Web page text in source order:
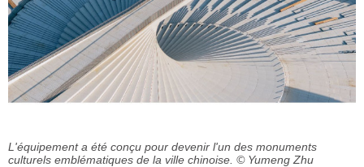
L'équipement a été conçu pour devenir l'un des monuments
culturels emblématiques de la ville chinoise. © Yumeng Zhu